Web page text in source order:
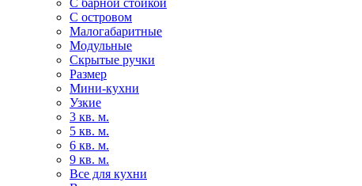
С островом
Малогабаритные
Модульные
Скрытые ручки
Размер
Мини-кухни
Узкие
3 кв. м.
5 кв. м.
6 кв. м.
9 кв. м.
Все для кухни